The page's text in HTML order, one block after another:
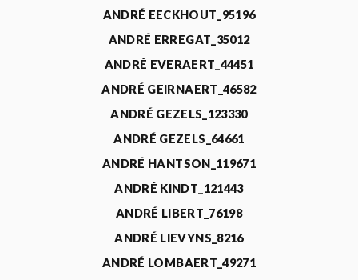
ANDRÉ EECKHOUT_95196
ANDRÉ ERREGAT_35012
ANDRÉ EVERAERT_44451
ANDRÉ GEIRNAERT_46582
ANDRÉ GEZELS_123330
ANDRÉ GEZELS_64661
ANDRÉ HANTSON_119671
ANDRÉ KINDT_121443
ANDRÉ LIBERT_76198
ANDRÉ LIEVYNS_8216
ANDRÉ LOMBAERT_49271